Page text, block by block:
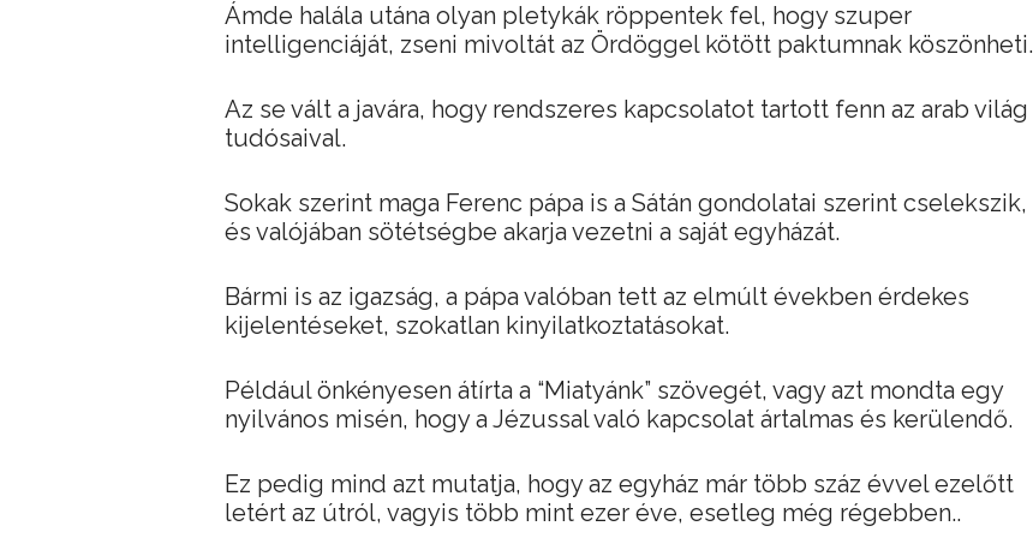
Ámde halála utána olyan pletykák röppentek fel, hogy szuper
intelligenciáját, zseni mivoltát az Ördöggel kötött paktumnak köszönheti.
Az se vált a javára, hogy rendszeres kapcsolatot tartott fenn az arab világ
tudósaival.
Sokak szerint maga Ferenc pápa is a Sátán gondolatai szerint cselekszik,
és valójában sötétségbe akarja vezetni a saját egyházát.
Bármi is az igazság, a pápa valóban tett az elmúlt években érdekes
kijelentéseket, szokatlan kinyilatkoztatásokat.
Például önkényesen átírta a “Miatyánk” szövegét, vagy azt mondta egy
nyilvános misén, hogy a Jézussal való kapcsolat ártalmas és kerülendő.
Ez pedig mind azt mutatja, hogy az egyház már több száz évvel ezelőtt
letért az útról, vagyis több mint ezer éve, esetleg még régebben..